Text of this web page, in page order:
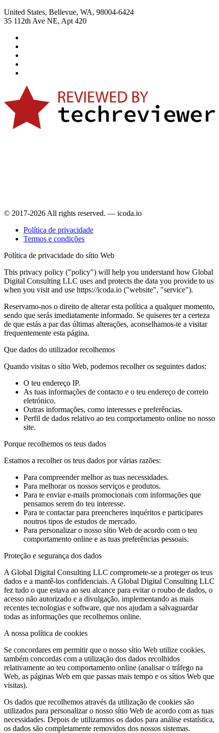
United States, Bellevue, WA, 98004-6424
35 112th Ave NE, Apt 420
© 2017-2026 All rights reserved. — icoda.io
Política de privacidade
Termos e condições
Política de privacidade do sítio Web
This privacy policy ("policy") will help you understand how Global
Digital Consulting LLC uses and protects the data you provide to us
when you visit and use https://icoda.io ("website", "service").
Reservamo-nos o direito de alterar esta política a qualquer momento,
sendo que serás imediatamente informado. Se quiseres ter a certeza
de que estás a par das últimas alterações, aconselhamos-te a visitar
frequentemente esta página.
Que dados do utilizador recolhemos
Quando visitas o sítio Web, podemos recolher os seguintes dados:
O teu endereço IP.
As tuas informações de contacto e o teu endereço de correio
eletrónico.
Outras informações, como interesses e preferências.
Perfil de dados relativo ao teu comportamento online no nosso
site.
Porque recolhemos os teus dados
Estamos a recolher os teus dados por várias razões:
Para compreender melhor as tuas necessidades.
Para melhorar os nossos serviços e produtos.
Para te enviar e-mails promocionais com informações que
pensamos serem do teu interesse.
Para te contactar para preencheres inquéritos e participares
noutros tipos de estudos de mercado.
Para personalizar o nosso sítio Web de acordo com o teu
comportamento online e as tuas preferências pessoais.
Proteção e segurança dos dados
A Global Digital Consulting LLC compromete-se a proteger os teus
dados e a mantê-los confidenciais. A Global Digital Consulting LLC
fez tudo o que estava ao seu alcance para evitar o roubo de dados, o
acesso não autorizado e a divulgação, implementando as mais
recentes tecnologias e software, que nos ajudam a salvaguardar
todas as informações que recolhemos online.
A nossa política de cookies
Se concordares em permitir que o nosso sítio Web utilize cookies,
também concordas com a utilização dos dados recolhidos
relativamente ao teu comportamento online (analisar o tráfego na
Web, as páginas Web em que passas mais tempo e os sítios Web que
visitas).
Os dados que recolhemos através da utilização de cookies são
utilizados para personalizar o nosso sítio Web de acordo com as tuas
necessidades. Depois de utilizarmos os dados para análise estatística,
os dados são completamente removidos dos nossos sistemas.